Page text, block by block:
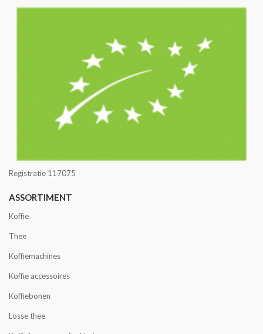
Registratie 117075
ASSORTIMENT
Koffie
Thee
Koffiemachines
Koffie accessoires
Koffiebonen
Losse thee